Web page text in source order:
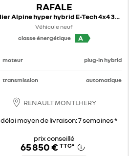
RAFALE
atelier Alpine hyper hybrid E-Tech 4x4 300 ch - 26
Véhicule neuf
classe énergétique
A
moteur plug-in hybrid
transmission automatique
RENAULT MONTLHERY
délai moyen de livraison: 7 semaines *
prix conseillé
65 850 € TTC*